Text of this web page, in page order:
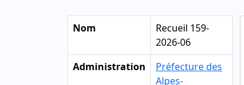
Nom
Recueil 159-
2026-06
Administration
Préfecture des
Alpes-